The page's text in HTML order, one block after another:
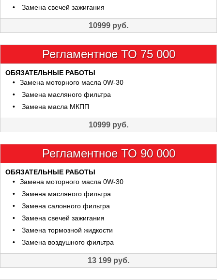
Замена свечей зажигания
10999 руб.
Регламентное ТО 75 000
ОБЯЗАТЕЛЬНЫЕ РАБОТЫ
Замена моторного масла 0W-30
Замена масляного фильтра
Замена масла МКПП
10999 руб.
Регламентное ТО 90 000
ОБЯЗАТЕЛЬНЫЕ РАБОТЫ
Замена моторного масла 0W-30
Замена масляного фильтра
Замена салонного фильтра
Замена свечей зажигания
Замена тормозной жидкости
Замена воздушного фильтра
13 199 руб.